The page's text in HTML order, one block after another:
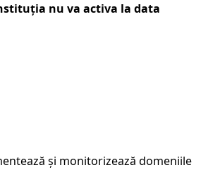
nu va activa la data
și monitorizează domeniile